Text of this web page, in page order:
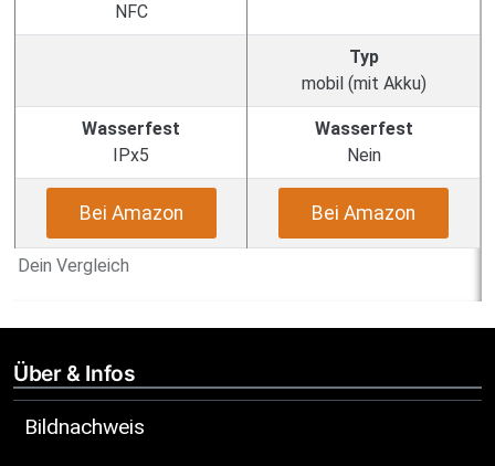
Dein Vergleich
NFC
Typ
mobil (mit Akku)
Wasserfest
IPx5
Wasserfest
Nein
Bei Amazon Bei Amazon
Über & Infos
Bildnachweis